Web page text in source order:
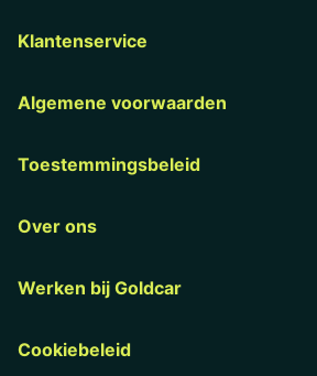
Klantenservice
Algemene voorwaarden
Toestemmingsbeleid
Over ons
Werken bij Goldcar
Cookiebeleid